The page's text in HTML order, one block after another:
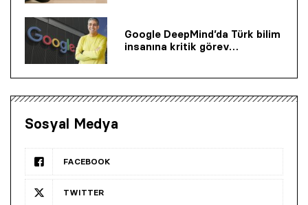
Google DeepMind’da Türk bilim
insanına kritik görev…
Sosyal Medya
FACEBOOK
TWITTER